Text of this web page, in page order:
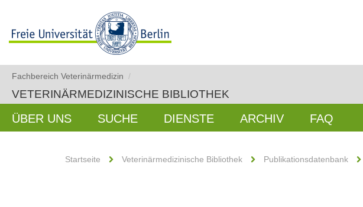
Fachbereich Veterinärmedizin /
VETERINÄRMEDIZINISCHE BIBLIOTHEK
ÜBER UNS SUCHE DIENSTE ARCHIV FAQ
Startseite Veterinärmedizinische Bibliothek Publikationsdatenbank